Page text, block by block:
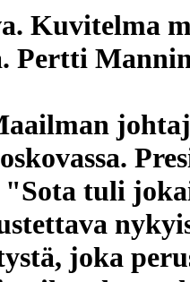
Kuvitelma
Pertti
tuli
joka